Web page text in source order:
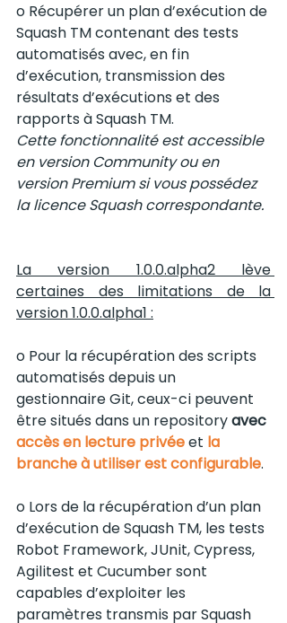
o Récupérer un plan d’exécution de
Squash TM contenant des tests
automatisés avec, en fin
d’exécution, transmission des
résultats d’exécutions et des
rapports à Squash TM.
Cette fonctionnalité est accessible
en version Community ou en
version Premium si vous possédez
la licence Squash correspondante.
La version 1.0.0.alpha2 lève
certaines des limitations de la
version 1.0.0.alpha1 :
o Pour la récupération des scripts
automatisés depuis un
gestionnaire Git, ceux-ci peuvent
être situés dans un repositoryavec
accès en lecture privée et la
branche à utiliser est configurable.
o Lors de la récupération d’un plan
d’exécution de Squash TM, les tests
Robot Framework, JUnit, Cypress,
Agilitest et Cucumber sont
capables d’exploiter les
paramètres transmis par Squash